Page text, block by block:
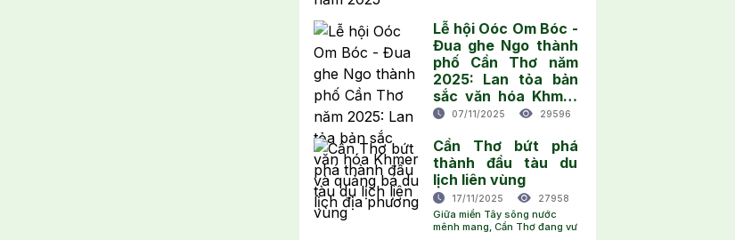
Lễ hội Oóc Om Bóc -
Đua ghe Ngo thành
phố Cần Thơ năm
2025: Lan tỏa bản
sắc văn hóa Khmer
và quảng bá du lịch
07/11/2025 29596
Cần Thơ bứt phá
thành đầu tàu du
lịch liên vùng
17/11/2025 27958
Giữa miền Tây sông nước
mênh mang, Cần Thơ đang vư